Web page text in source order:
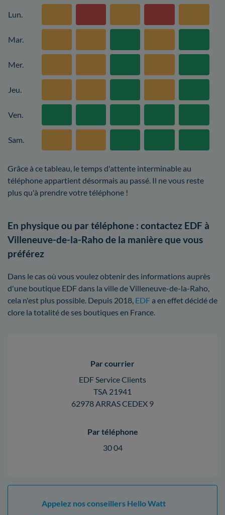
Lun.
Mar.
Mer.
Jeu.
Ven.
Sam.
Grâce à ce tableau, le temps d'attente interminable au
téléphone appartient désormais au passé. Il ne vous reste
plus qu'à prendre votre téléphone !
En physique ou par téléphone : contactez EDF à
Villeneuve-de-la-Raho de la manière que vous
préférez
Dans le cas où vous voulez obtenir des informations auprès
d'une boutique EDF dans la ville de Villeneuve-de-la-Raho,
cela n'est plus possible. Depuis 2018, EDFa en effet décidé de
clore la totalité de ses boutiques en France.
Par courrier
EDF Service Clients
TSA 21941
62978 ARRAS CEDEX 9
Par téléphone
30 04
Appelez nos conseillers Hello Watt